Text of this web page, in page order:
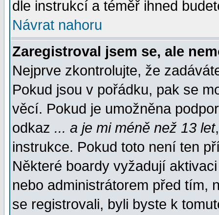
dle instrukcí a téměř ihned
Návrat nahoru
Zaregistroval jsem se, ale
Nejprve zkontrolujte, že
Pokud jsou v pořádku, pak se
věcí. Pokud je umožněna
odkaz ... a je mi méně než 13 let
instrukce. Pokud toto není ten
Některé boardy vyžadují
nebo administrátorem před tím,
se registrovali, byli byste k